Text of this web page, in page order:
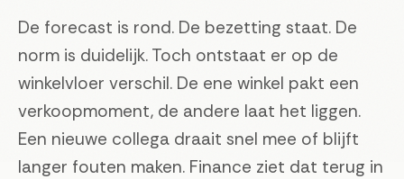
De forecast is rond. De bezetting staat. De
norm is duidelijk. Toch ontstaat er op de
winkelvloer verschil. De ene winkel pakt een
verkoopmoment, de andere laat het liggen.
Een nieuwe collega draait snel mee of blijft
langer fouten maken. Finance ziet dat terug in